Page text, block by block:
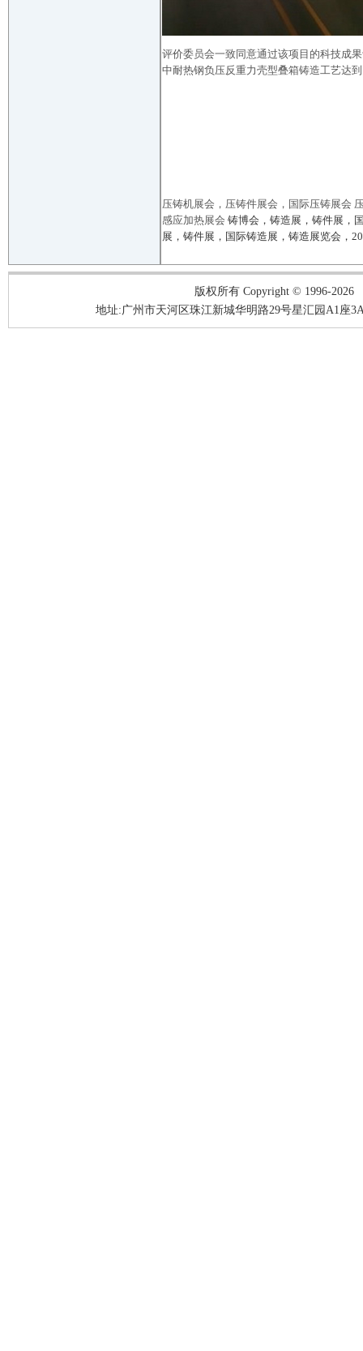
评价委员会一致同意通过该项目的科技成
中耐热钢负压反重力壳型叠箱铸造工艺达
压铸机展会，压铸件展会，国际压铸展会
感应加热展会 铸博会，铸造展，铸件展，
展，铸件展，国际铸造展，铸造展览会，
版权所有 Copyright © 1996-2026
地址:广州市天河区珠江新城华明路29号星汇园A1座